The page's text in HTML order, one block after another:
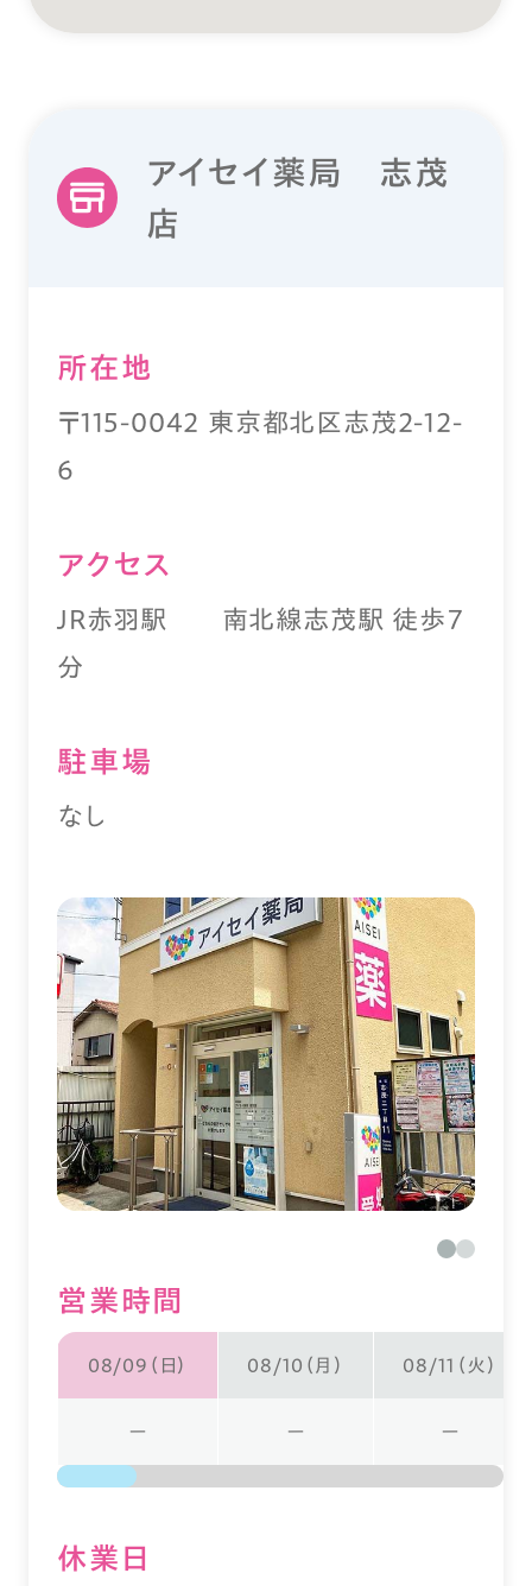
アイセイ薬局 志茂
店
所在地
〒115-0042 東京都北区志茂2-12-
6
アクセス
ＪＲ赤羽駅 南北線志茂駅 徒歩７
分
駐⾞場
なし
営業時間
08/09（日） 08/10（月） 08/11（火）
ー ー ー
休業⽇